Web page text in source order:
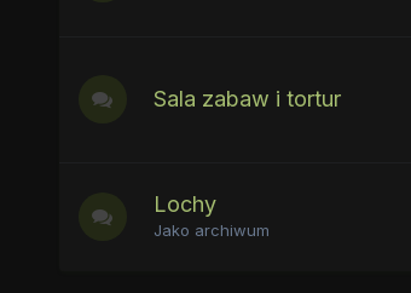
Sala zabaw i tortur
Lochy
Jako archiwum